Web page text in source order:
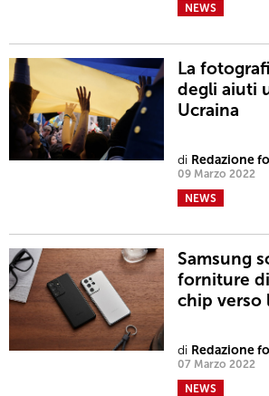
NEWS
La
degli aiuti
Ucraina
di Redazione
09 Marzo 2022
NEWS
Samsung
forniture
chip verso
di Redazione
07 Marzo 2022
NEWS